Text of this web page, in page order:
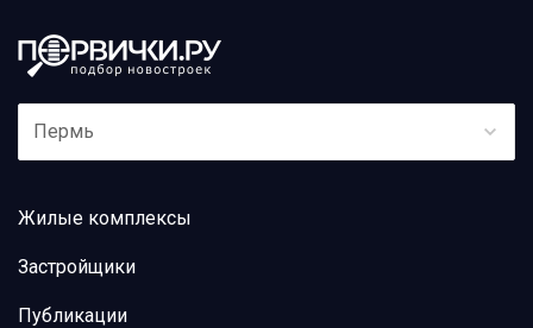
Пермь
Жилые комплексы
Застройщики
Публикации